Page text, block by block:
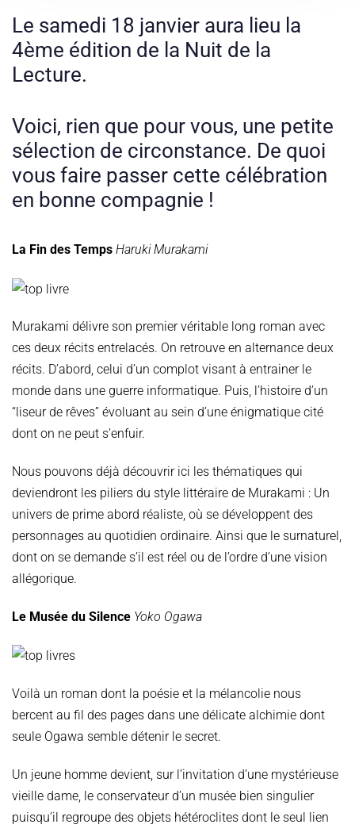
Le samedi 18 janvier aura lieu la
4ème édition de la Nuit de la
Lecture.
Voici, rien que pour vous, une petite
sélection de circonstance. De quoi
vous faire passer cette célébration
en bonne compagnie !
La Fin des Temps Haruki Murakami
Murakami délivre son premier véritable long roman avec
ces deux récits entrelacés. On retrouve en alternance deux
récits. D’abord, celui d’un complot visant à entrainer le
monde dans une guerre informatique. Puis, l’histoire d’un
“liseur de rêves” évoluant au sein d’une énigmatique cité
dont on ne peut s’enfuir.
Nous pouvons déjà découvrir ici les thématiques qui
deviendront les piliers du style littéraire de Murakami : Un
univers de prime abord réaliste, où se développent des
personnages au quotidien ordinaire. Ainsi que le surnaturel,
dont on se demande s’il est réel ou de l’ordre d’une vision
allégorique.
Le Musée du Silence Yoko Ogawa
Voilà un roman dont la poésie et la mélancolie nous
bercent au fil des pages dans une délicate alchimie dont
seule Ogawa semble détenir le secret.
Un jeune homme devient, sur l’invitation d’une mystérieuse
vieille dame, le conservateur d’un musée bien singulier
puisqu’il regroupe des objets hétéroclites dont le seul lien